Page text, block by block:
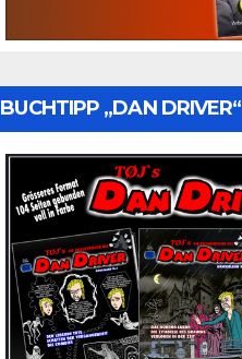
BUCHTIPP „DAN DRIVER“